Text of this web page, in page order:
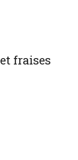
fraises